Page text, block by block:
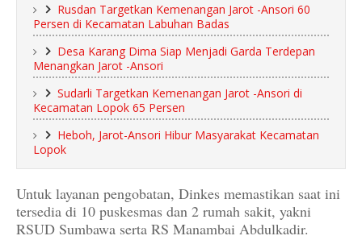
Rusdan Targetkan Kemenangan Jarot -Ansori 60
Persen di Kecamatan Labuhan Badas
Desa Karang Dima Siap Menjadi Garda Terdepan
Menangkan Jarot -Ansori
Sudarli Targetkan Kemenangan Jarot -Ansori di
Kecamatan Lopok 65 Persen
Heboh, Jarot-Ansori Hibur Masyarakat Kecamatan
Lopok
Untuk layanan pengobatan, Dinkes memastikan saat ini
tersedia di 10 puskesmas dan 2 rumah sakit, yakni
RSUD Sumbawa serta RS Manambai Abdulkadir.